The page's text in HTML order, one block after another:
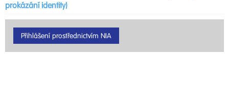
prokázání identity)